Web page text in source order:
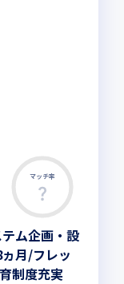
マッチ率
ム企画・設
月/フレッ
制度充実